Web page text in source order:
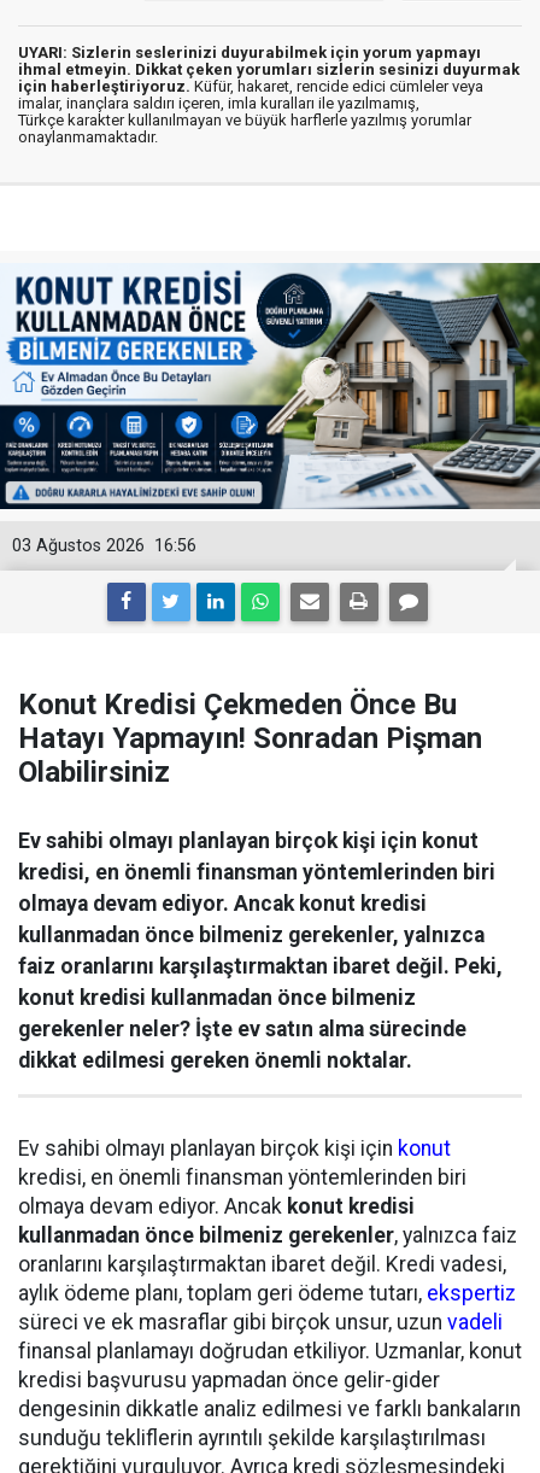
UYARI: Sizlerin seslerinizi duyurabilmek için yorum yapmayı
ihmal etmeyin. Dikkat çeken yorumları sizlerin sesinizi duyurmak
için haberleştiriyoruz. Küfür, hakaret, rencide edici cümleler veya
imalar, inançlara saldırı içeren, imla kuralları ile yazılmamış,
Türkçe karakter kullanılmayan ve büyük harflerle yazılmış yorumlar
onaylanmamaktadır.
16:56
03 Ağustos 2026
Konut Kredisi Çekmeden Önce Bu
Hatayı Yapmayın! Sonradan Pişman
Olabilirsiniz
Ev sahibi olmayı planlayan birçok kişi için konut
kredisi, en önemli finansman yöntemlerinden biri
olmaya devam ediyor. Ancak konut kredisi
kullanmadan önce bilmeniz gerekenler, yalnızca
faiz oranlarını karşılaştırmaktan ibaret değil. Peki,
konut kredisi kullanmadan önce bilmeniz
gerekenler neler? İşte ev satın alma sürecinde
dikkat edilmesi gereken önemli noktalar.
Ev sahibi olmayı planlayan birçok kişi için konut
kredisi, en önemli finansman yöntemlerinden biri
olmaya devam ediyor. Ancak konut kredisi
kullanmadan önce bilmeniz gerekenler, yalnızca faiz
oranlarını karşılaştırmaktan ibaret değil. Kredi vadesi,
aylık ödeme planı, toplam geri ödeme tutarı, ekspertiz
süreci ve ek masraflar gibi birçok unsur, uzun vadeli
finansal planlamayı doğrudan etkiliyor. Uzmanlar, konut
kredisi başvurusu yapmadan önce gelir-gider
dengesinin dikkatle analiz edilmesi ve farklı bankaların
sunduğu tekliflerin ayrıntılı şekilde karşılaştırılması
gerektiğini vurguluyor. Ayrıca kredi sözleşmesindeki